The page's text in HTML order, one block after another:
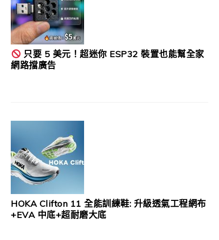
只要 5 美元！超迷你 ESP32 裝置也能幫全家
網路擋廣告
HOKA Clifton 11 全能訓練鞋: 升級透氣工程網布
+EVA 中底+超耐磨大底